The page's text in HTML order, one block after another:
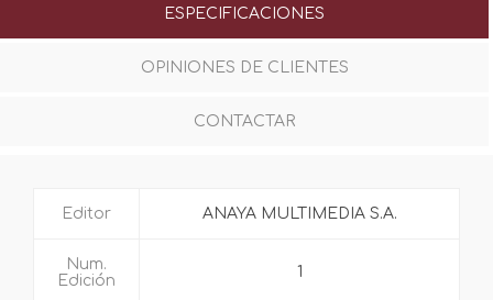
ESPECIFICACIONES
OPINIONES DE CLIENTES
CONTACTAR
Editor ANAYA MULTIMEDIA S.A.
Num.
Edición
1